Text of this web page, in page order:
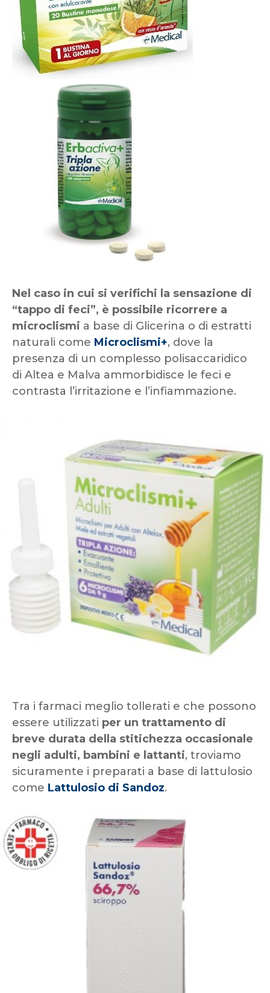
Nel caso in cui si verifichi la sensazione di
“tappo di feci”, è possibile ricorrere a
microclismi a base di Glicerina o di estratti
naturali come Microclismi+, dove la
presenza di un complesso polisaccaridico
di Altea e Malva ammorbidisce le feci e
contrasta l’irritazione e l’infiammazione.
Tra i farmaci meglio tollerati e che possono
essere utilizzati per un trattamento di
breve durata della stitichezza occasionale
negli adulti, bambini e lattanti, troviamo
sicuramente i preparati a base di lattulosio
come Lattulosio di Sandoz.